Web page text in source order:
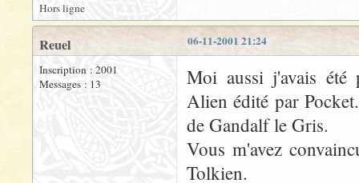
Hors ligne
06-11-2001 21:24
Reuel
Inscription : 2001
Messages : 13
Moi aussi j'avais été
Alien édité par
de Gandalf le Gris.
Vous m'avez
Tolkien.